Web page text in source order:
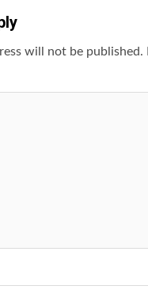
will not be published.